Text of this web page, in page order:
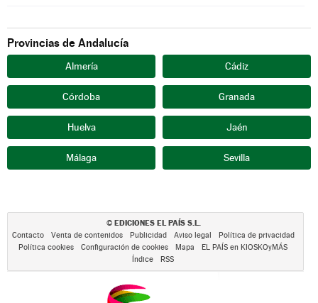
Provincias de Andalucía
Almería Cádiz
Córdoba Granada
Huelva Jaén
Málaga Sevilla
© EDICIONES EL PAÍS S.L.
Contacto Venta de contenidos Publicidad Aviso legal
Política de privacidad
Política cookies
Configuración de cookies Mapa
EL PAÍS en KIOSKOyMÁS
Índice
RSS